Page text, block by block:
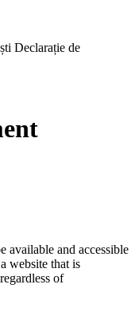
Declarație de
available and accessible
website that is
of